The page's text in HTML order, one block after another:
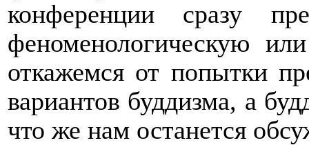
конференции сразу
феноменологическую
откажемся от попытки
вариантов буддизма, а
что же нам останется